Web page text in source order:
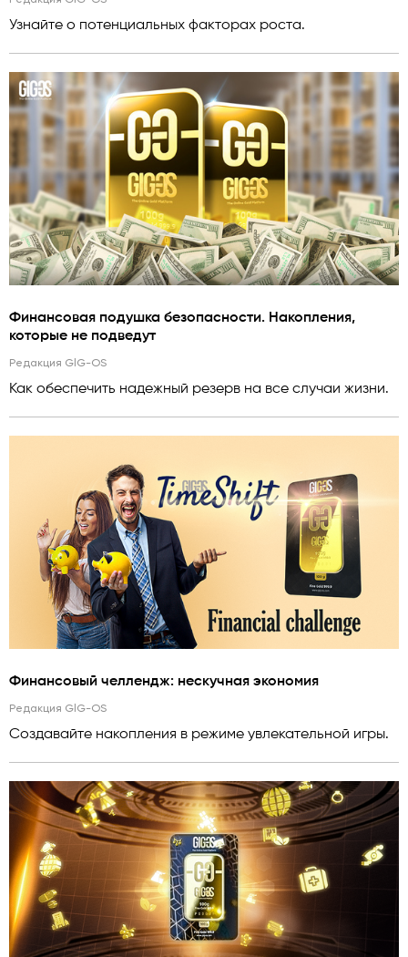
Узнайте о потенциальных факторах роста.
Финансовая подушка безопасности. Накопления,
которые не подведут
Редакция GlG-OS
Как обеспечить надежный резерв на все случаи жизни.
Финансовый челлендж: нескучная экономия
Редакция GlG-OS
Создавайте накопления в режиме увлекательной игры.